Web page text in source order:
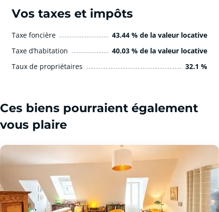
Vos taxes et impôts
Taxe foncière
43.44 % de la valeur locative
Taxe d’habitation
40.03 % de la valeur locative
Taux de propriétaires
32.1 %
Ces biens pourraient également
vous plaire